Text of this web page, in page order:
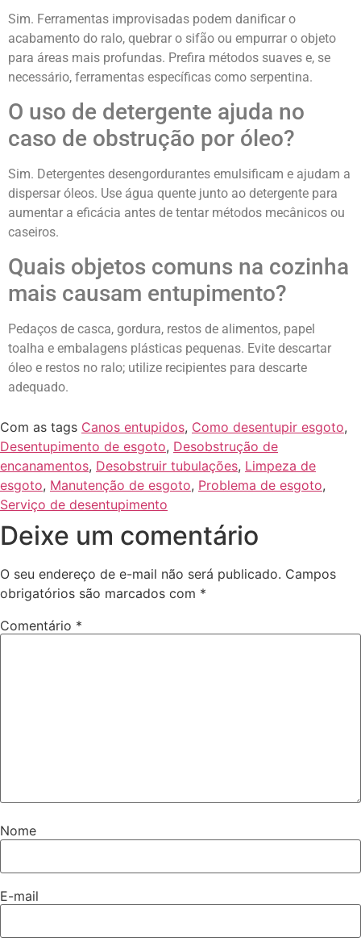
Sim. Ferramentas improvisadas podem danificar o
acabamento do ralo, quebrar o sifão ou empurrar o objeto
para áreas mais profundas. Prefira métodos suaves e, se
necessário, ferramentas específicas como serpentina.
O uso de detergente ajuda no
caso de obstrução por óleo?
Sim. Detergentes desengordurantes emulsificam e ajudam a
dispersar óleos. Use água quente junto ao detergente para
aumentar a eficácia antes de tentar métodos mecânicos ou
caseiros.
Quais objetos comuns na cozinha
mais causam entupimento?
Pedaços de casca, gordura, restos de alimentos, papel
toalha e embalagens plásticas pequenas. Evite descartar
óleo e restos no ralo; utilize recipientes para descarte
adequado.
Com as tags Canos entupidos, Como desentupir esgoto,
Desentupimento de esgoto, Desobstrução de
encanamentos, Desobstruir tubulações, Limpeza de
esgoto, Manutenção de esgoto, Problema de esgoto,
Serviço de desentupimento
Deixe um comentário
O seu endereço de e-mail não será publicado. Campos
obrigatórios são marcados com *
Comentário *
Nome
E-mail